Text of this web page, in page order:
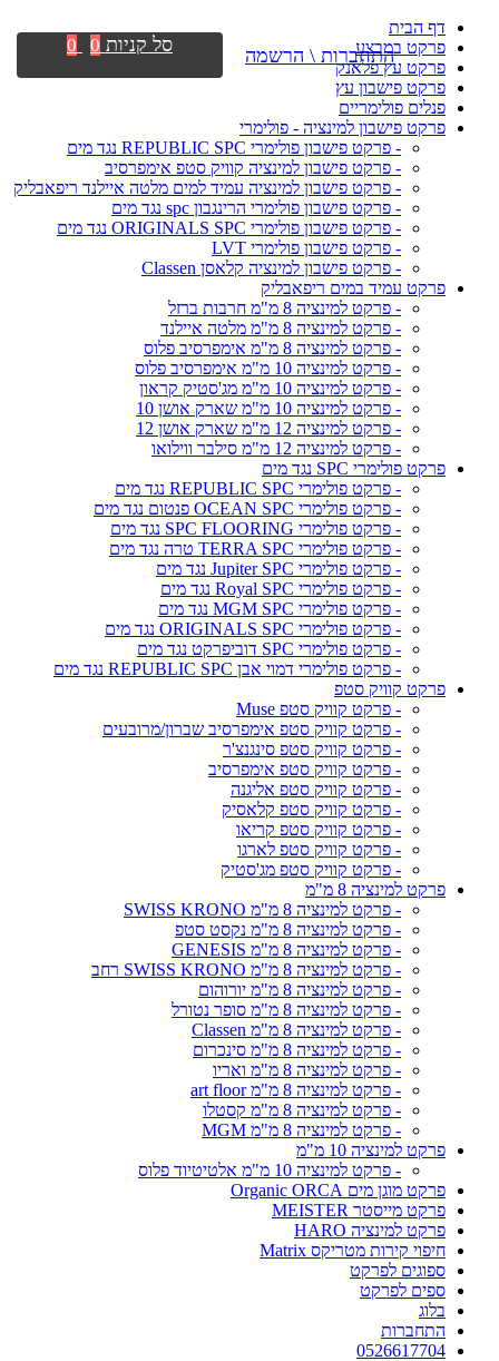
דף הבית
פרקט במבצע
פרקט עץ פלאנק
פרקט פישבון עץ
פנלים פולימריים
פרקט פישבון למינציה - פולימרי
- פרקט פישבון פולימרי REPUBLIC SPC נגד מים
- פרקט פישבון למינציה קוויק סטפ אימפרסיב
- פרקט פישבון למינציה עמיד למים מלטה איילנד ריפאבליק
- פרקט פישבון פולימרי הרינגבון spc נגד מים
- פרקט פישבון פולימרי ORIGINALS SPC נגד מים
- פרקט פישבון פולימרי LVT
- פרקט פישבון למינציה קלאסן Classen
פרקט עמיד במים ריפאבליק
- פרקט למינציה 8 מ"מ חרבות ברזל
- פרקט למינציה 8 מ"מ מלטה איילנד
- פרקט למינציה 8 מ"מ אימפרסיב פלוס
- פרקט למינציה 10 מ"מ אימפרסיב פלוס
- פרקט למינציה 10 מ"מ מג'סטיק קראון
- פרקט למינציה 10 מ"מ שארק אושן 10
- פרקט למינציה 12 מ"מ שארק אושן 12
- פרקט למינציה 12 מ"מ סילבר ווילואו
פרקט פולימרי SPC נגד מים
- פרקט פולימרי REPUBLIC SPC נגד מים
- פרקט פולימרי OCEAN SPC פנטום נגד מים
- פרקט פולימרי SPC FLOORING נגד מים
- פרקט פולימרי TERRA SPC טרה נגד מים
- פרקט פולימרי Jupiter SPC נגד מים
- פרקט פולימרי Royal SPC נגד מים
- פרקט פולימרי MGM SPC נגד מים
- פרקט פולימרי ORIGINALS SPC נגד מים
- פרקט פולימרי SPC דוביפרקט נגד מים
- פרקט פולימרי דמוי אבן REPUBLIC SPC נגד מים
פרקט קוויק סטפ
- פרקט קוויק סטפ Muse
- פרקט קוויק סטפ אימפרסיב שברון/מרובעים
- פרקט קוויק סטפ סינגנצ'ר
- פרקט קוויק סטפ אימפרסיב
- פרקט קוויק סטפ אליגנה
- פרקט קוויק סטפ קלאסיק
- פרקט קוויק סטפ קריאו
- פרקט קוויק סטפ לארגו
- פרקט קוויק סטפ מג'סטיק
פרקט למינציה 8 מ"מ
- פרקט למינציה 8 מ"מ SWISS KRONO
- פרקט למינציה 8 מ"מ נקסט סטפ
- פרקט למינציה 8 מ"מ GENESIS
- פרקט למינציה 8 מ"מ SWISS KRONO רחב
- פרקט למינציה 8 מ"מ יורוהום
- פרקט למינציה 8 מ"מ סופר נטורל
- פרקט למינציה 8 מ"מ Classen
- פרקט למינציה 8 מ"מ סינכרום
- פרקט למינציה 8 מ"מ ואריו
- פרקט למינציה 8 מ"מ art floor
- פרקט למינציה 8 מ"מ קסטלו
- פרקט למינציה 8 מ"מ MGM
פרקט למינציה 10 מ"מ
- פרקט למינציה 10 מ"מ אלטיטיוד פלוס
פרקט מוגן מים Organic ORCA
פרקט מייסטר MEISTER
פרקט למינציה HARO
חיפוי קירות מטריקס Matrix
ספוגים לפרקט
ספים לפרקט
בלוג
התחברות
0526617704
התחברות \ הרשמה סל קניות 0
0